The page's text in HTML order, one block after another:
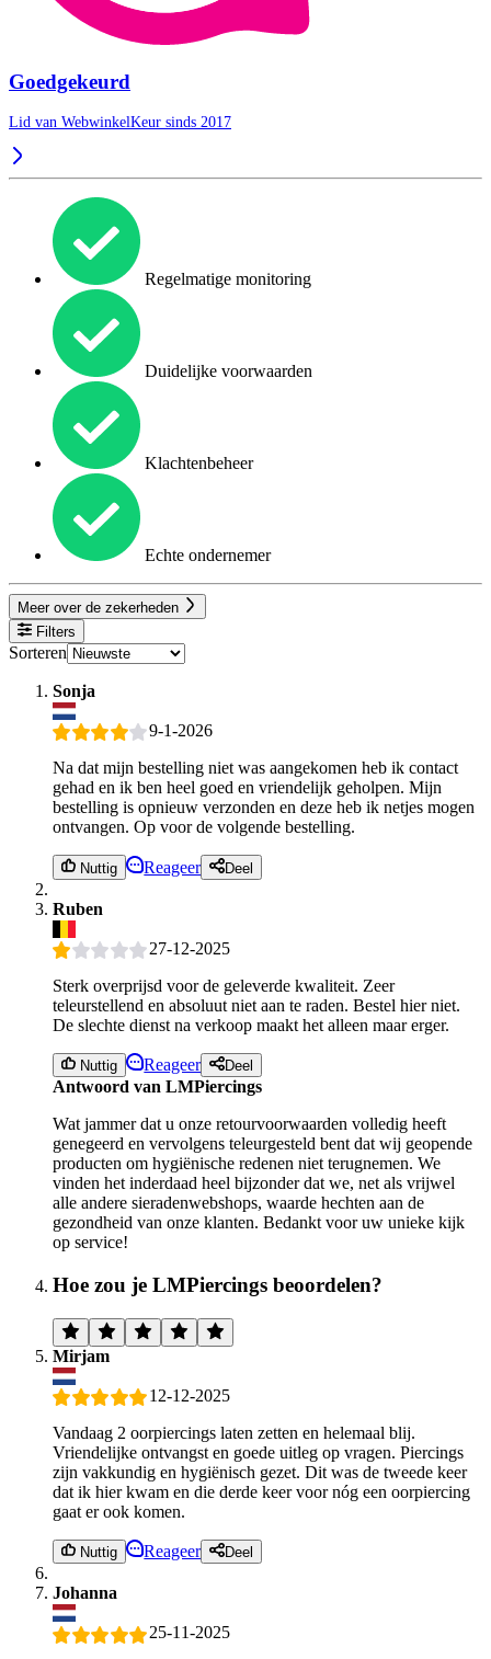
Goedgekeurd
Lid van WebwinkelKeur sinds 2017
Regelmatige monitoring
Duidelijke voorwaarden
Klachtenbeheer
Echte ondernemer
Meer over de zekerheden
Filters
Sorteren
Sonja
9-1-2026
Na dat mijn bestelling niet was aangekomen heb ik contact
gehad en ik ben heel goed en vriendelijk geholpen. Mijn
bestelling is opnieuw verzonden en deze heb ik netjes mogen
ontvangen. Op voor de volgende bestelling.
Nuttig Reageer Deel
Ruben
27-12-2025
Sterk overprijsd voor de geleverde kwaliteit. Zeer
teleurstellend en absoluut niet aan te raden. Bestel hier niet.
De slechte dienst na verkoop maakt het alleen maar erger.
Nuttig Reageer Deel
Antwoord van LMPiercings
Wat jammer dat u onze retourvoorwaarden volledig heeft
genegeerd en vervolgens teleurgesteld bent dat wij geopende
producten om hygiënische redenen niet terugnemen. We
vinden het inderdaad heel bijzonder dat we, net als vrijwel
alle andere sieradenwebshops, waarde hechten aan de
gezondheid van onze klanten. Bedankt voor uw unieke kijk
op service!
Hoe zou je LMPiercings beoordelen?
Mirjam
12-12-2025
Vandaag 2 oorpiercings laten zetten en helemaal blij.
Vriendelijke ontvangst en goede uitleg op vragen. Piercings
zijn vakkundig en hygiënisch gezet. Dit was de tweede keer
dat ik hier kwam en die derde keer voor nóg een oorpiercing
gaat er ook komen.
Nuttig Reageer Deel
Johanna
25-11-2025